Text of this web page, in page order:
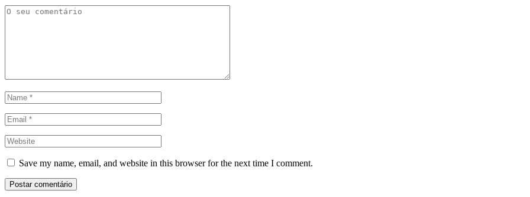
Save my name, email, and website in this browser for the next time I comment.